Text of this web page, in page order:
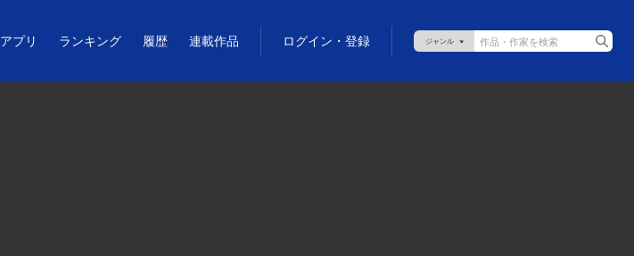
アプリ ランキング 履歴 連載作品 ログイン・登録